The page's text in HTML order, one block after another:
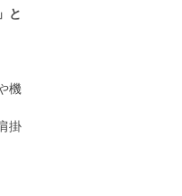
と
機
掛